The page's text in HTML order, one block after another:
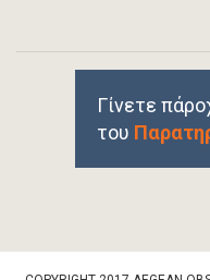
Γίνετε
του
Footer